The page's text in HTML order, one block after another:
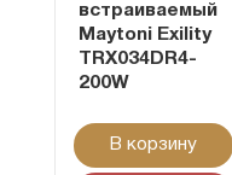
встраиваемый
Maytoni Exility
TRX034DR4-
200W
В корзину